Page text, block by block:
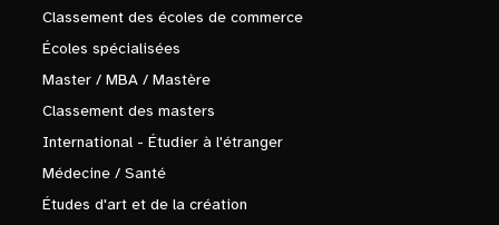
Classement des écoles de commerce
Écoles spécialisées
Master / MBA / Mastère
Classement des masters
International - Étudier à l'étranger
Médecine / Santé
Études d'art et de la création